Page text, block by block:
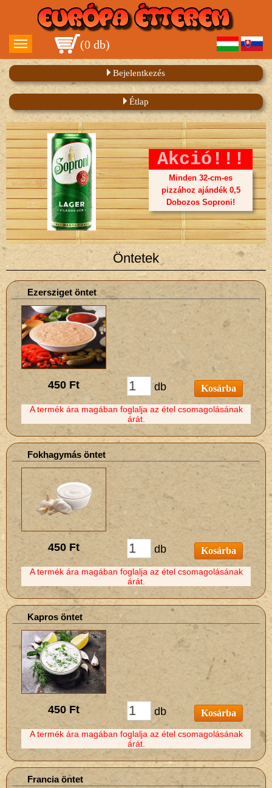
(0 db)
Bejelentkezés
Étlap
Akció!!!
Minden 32-cm-es
pizzához ajándék 0,5
Dobozos Soproni!
Öntetek
Ezersziget öntet
450 Ft db Kosárba
A termék ára magában foglalja az étel csomagolásának
árát.
Fokhagymás öntet
450 Ft db Kosárba
A termék ára magában foglalja az étel csomagolásának
árát.
Kapros öntet
450 Ft db Kosárba
A termék ára magában foglalja az étel csomagolásának
árát.
Francia öntet